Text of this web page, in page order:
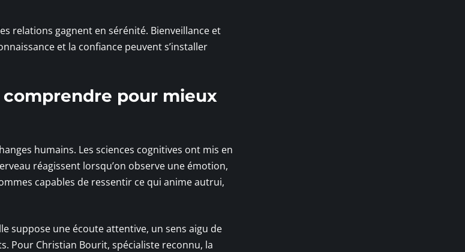
relations gagnent en sérénité. Bienveillance et
et la confiance peuvent s’installer
comprendre pour mieux
humains. Les sciences cognitives ont mis en
réagissent lorsqu’on observe une émotion,
capables de ressentir ce qui anime autrui,
suppose une écoute attentive, un sens aigu de
Pour Christian Bourit, spécialiste reconnu, la